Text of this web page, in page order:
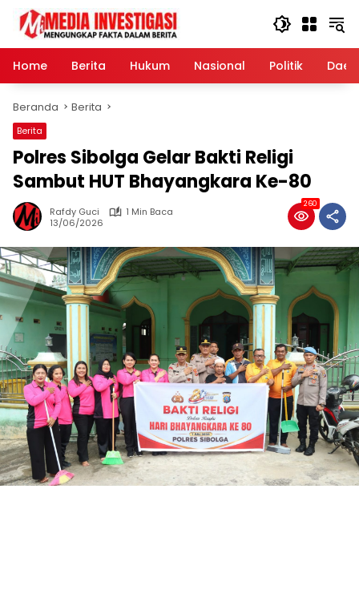
Langsung
konten
Home
Berita Hukum Nasional Politik
Beranda Berita
Berita
Polres Sibolga Gelar Bakti Religi
Sambut HUT Bhayangkara Ke-80
Rafdy Guci
1 Min Baca
13/06/2026
260